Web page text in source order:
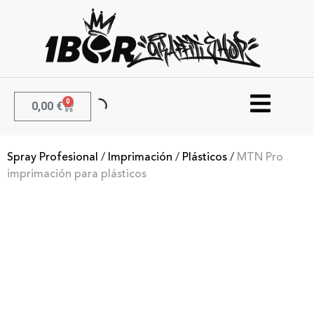
0,00 € 0
Spray Profesional / Imprimación / Plásticos / MTN Pro
imprimación para plásticos